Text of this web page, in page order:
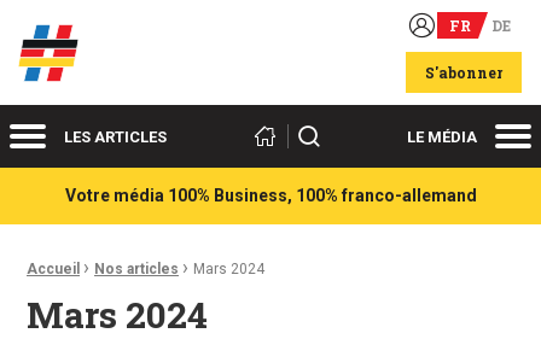
Acteurs du franco-allemand FR DE
S'abonner
MenuLES ARTICLES Rechercher LE MÉDIA
Votre média 100% Business, 100% franco-allemand
Fil d'Ariane :
Accueil › Nos articles › Mars 2024
Mars 2024